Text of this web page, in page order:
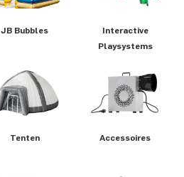
JB Bubbles
Interactive
Playsystems
Tenten Accessoires